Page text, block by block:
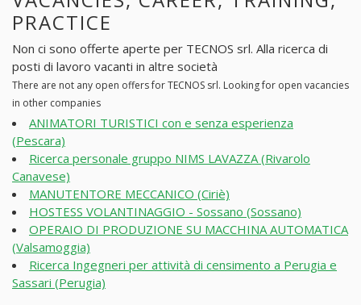
PRACTICE
Non ci sono offerte aperte per TECNOS srl. Alla ricerca di
posti di lavoro vacanti in altre società
There are not any open offers for TECNOS srl. Looking for open vacancies
in other companies
ANIMATORI TURISTICI con e senza esperienza
(Pescara)
Ricerca personale gruppo NIMS LAVAZZA (Rivarolo
Canavese)
MANUTENTORE MECCANICO (Ciriè)
HOSTESS VOLANTINAGGIO - Sossano (Sossano)
OPERAIO DI PRODUZIONE SU MACCHINA AUTOMATICA
(Valsamoggia)
Ricerca Ingegneri per attività di censimento a Perugia e
Sassari (Perugia)